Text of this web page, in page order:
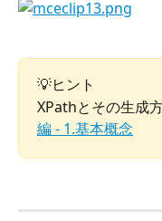
💡ヒント
XPathとその生成
編 - 1.基本概念